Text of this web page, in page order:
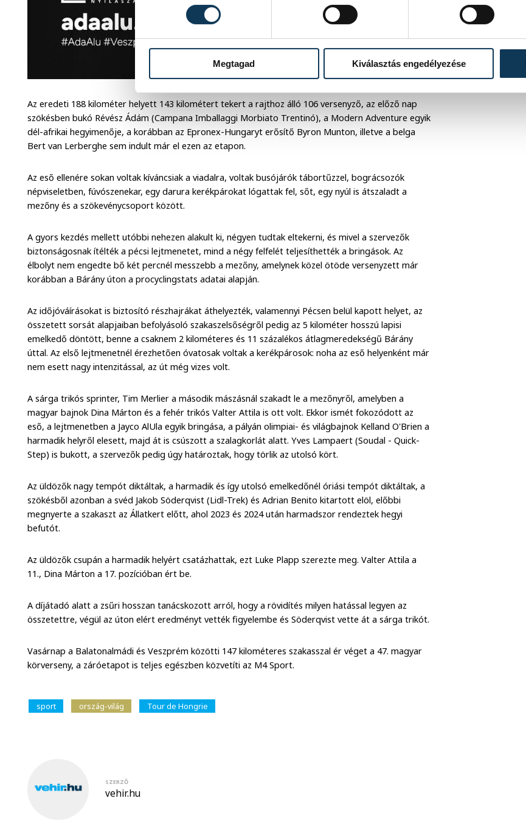
Megtagad Kiválasztás engedélyezése
Az eredeti 188 kilométer helyett 143 kilométert tekert a rajthoz álló 106 versenyző, az előző nap
szökésben bukó Révész Ádám (Campana Imballaggi Morbiato Trentinó), a Modern Adventure egyik
dél-afrikai hegyimenője, a korábban az Epronex-Hungaryt erősítő Byron Munton, illetve a belga
Bert van Lerberghe sem indult már el ezen az etapon.
Az eső ellenére sokan voltak kíváncsiak a viadalra, voltak busójárók tábortűzzel, bográcsozók
népviseletben, fúvószenekar, egy darura kerékpárokat lógattak fel, sőt, egy nyúl is átszaladt a
mezőny és a szökevénycsoport között.
A gyors kezdés mellett utóbbi nehezen alakult ki, négyen tudtak eltekerni, és mivel a szervezők
biztonságosnak ítélték a pécsi lejtmenetet, mind a négy felfelét teljesíthették a bringások. Az
élbolyt nem engedte bő két percnél messzebb a mezőny, amelynek közel ötöde versenyzett már
korábban a Bárány úton a procyclingstats adatai alapján.
Az időjóváírásokat is biztosító részhajrákat áthelyezték, valamennyi Pécsen belül kapott helyet, az
összetett sorsát alapjaiban befolyásoló szakaszelsőségről pedig az 5 kilométer hosszú lapisi
emelkedő döntött, benne a csaknem 2 kilométeres és 11 százalékos átlagmeredekségű Bárány
úttal. Az első lejtmenetnél érezhetően óvatosak voltak a kerékpárosok: noha az eső helyenként már
nem esett nagy intenzitással, az út még vizes volt.
A sárga trikós sprinter, Tim Merlier a második mászásnál szakadt le a mezőnyről, amelyben a
magyar bajnok Dina Márton és a fehér trikós Valter Attila is ott volt. Ekkor ismét fokozódott az
eső, a lejtmenetben a Jayco AlUla egyik bringása, a pályán olimpiai- és világbajnok Kelland O'Brien a
harmadik helyről elesett, majd át is csúszott a szalagkorlát alatt. Yves Lampaert (Soudal - Quick-
Step) is bukott, a szervezők pedig úgy határoztak, hogy törlik az utolsó kört.
Az üldözők nagy tempót diktáltak, a harmadik és így utolsó emelkedőnél óriási tempót diktáltak, a
szökésből azonban a svéd Jakob Söderqvist (Lidl-Trek) és Adrian Benito kitartott elöl, előbbi
megnyerte a szakaszt az Állatkert előtt, ahol 2023 és 2024 után harmadszor rendeztek hegyi
befutót.
Az üldözők csupán a harmadik helyért csatázhattak, ezt Luke Plapp szerezte meg. Valter Attila a
11., Dina Márton a 17. pozícióban ért be.
A díjátadó alatt a zsűri hosszan tanácskozott arról, hogy a rövidítés milyen hatással legyen az
összetettre, végül az úton elért eredményt vették figyelembe és Söderqvist vette át a sárga trikót.
Vasárnap a Balatonalmádi és Veszprém közötti 147 kilométeres szakasszal ér véget a 47. magyar
körverseny, a záróetapot is teljes egészben közvetíti az M4 Sport.
sport ország-világ Tour de Hongrie
SZERZŐ
vehir.hu